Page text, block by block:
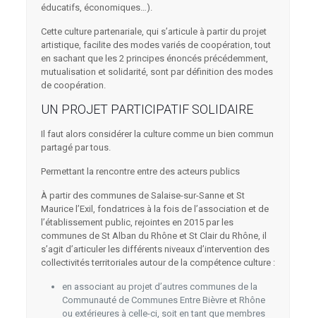
éducatifs, économiques…).
Cette culture partenariale, qui s’articule à partir du projet
artistique, facilite des modes variés de coopération, tout
en sachant que les 2 principes énoncés précédemment,
mutualisation et solidarité, sont par définition des modes
de coopération.
UN PROJET PARTICIPATIF SOLIDAIRE
Il faut alors considérer la culture comme un bien commun
partagé par tous.
Permettant la rencontre entre des acteurs publics
À partir des communes de Salaise-sur-Sanne et St
Maurice l’Exil, fondatrices à la fois de l’association et de
l’établissement public, rejointes en 2015 par les
communes de St Alban du Rhône et St Clair du Rhône, il
s’agit d’articuler les différents niveaux d’intervention des
collectivités territoriales autour de la compétence culture :
en associant au projet d’autres communes de la
Communauté de Communes Entre Bièvre et Rhône
ou extérieures à celle-ci, soit en tant que membres